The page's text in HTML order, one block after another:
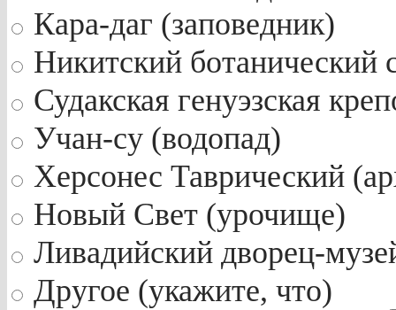
Кара-даг (заповедник)
Никитский ботанический
Судакская генуэзская
Учан-су (водопад)
Херсонес Таврический
Новый Свет (урочище)
Ливадийский дворец-
Другое (укажите, что)